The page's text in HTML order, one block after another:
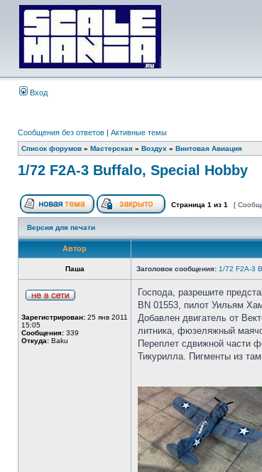
Вход
Сообщения без ответов | Активные темы
Список форумов » Мастерская » Воздух » Винтовая Авиация
1/72 F2A-3 Buffalo, Special Hobby
Страница 1 из 1 [
Версия для печати
Автор
Паша Заголовок сообщения: 1/72 F2A-3
Зарегистрирован: 25 янв 2011
15:05
Сообщения: 339
Откуда: Baku
Господа, разрешите
BN 01553, пилот Уильям
Добавлен двигатель от
литника, фюзеляжный
Переплет сдвижной части
Тикурилла. Пигменты из